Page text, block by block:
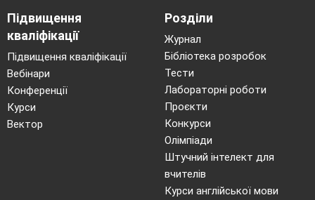
Підвищення
кваліфікації
Підвищення кваліфікації
Вебінари
Конференції
Курси
Вектор
Розділи
Журнал
Бібліотека розробок
Тести
Лабораторні роботи
Проєкти
Конкурси
Олімпіади
Штучний інтелект для
вчителів
Курси англійської мови